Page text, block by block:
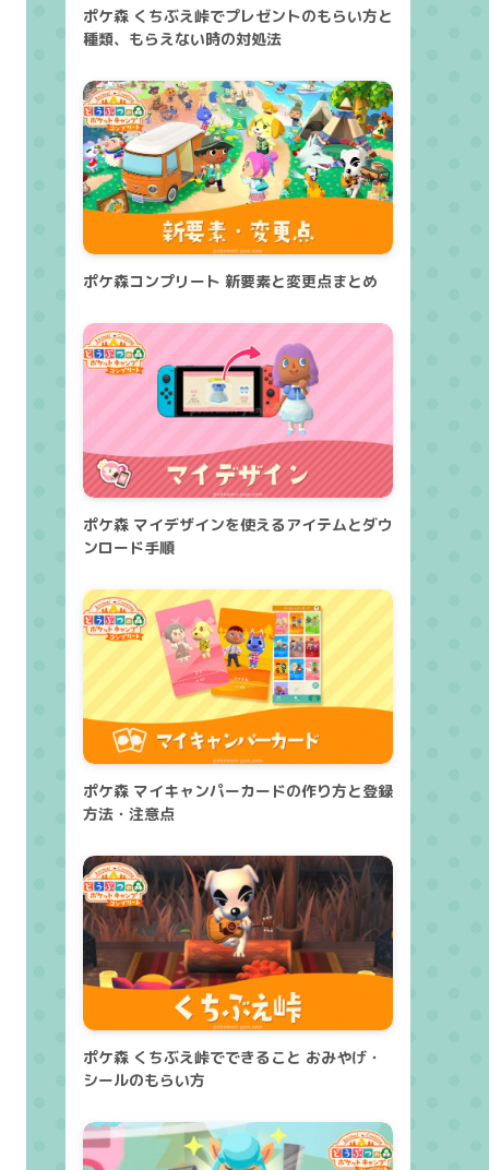
ポケ森 くちぶえ峠でプレゼントのもらい方と
種類、もらえない時の対処法
ポケ森コンプリート 新要素と変更点まとめ
ポケ森 マイデザインを使えるアイテムとダウ
ンロード手順
ポケ森 マイキャンパーカードの作り方と登録
方法・注意点
ポケ森 くちぶえ峠でできること おみやげ・
シールのもらい方